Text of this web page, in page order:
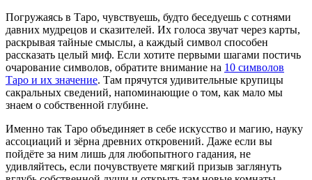
Погружаясь в Таро, чувствуешь, будто беседуешь с сотнями
давних мудрецов и сказителей. Их голоса звучат через карты,
раскрывая тайные смыслы, а каждый символ способен
рассказать целый миф. Если хотите первыми шагами постичь
очарование символов, обратите внимание на 10 символов
Таро и их значение. Там прячутся удивительные крупицы
сакральных сведений, напоминающие о том, как мало мы
знаем о собственной глубине.
Именно так Таро объединяет в себе искусство и магию, науку
ассоциаций и зёрна древних откровений. Даже если вы
пойдёте за ним лишь для любопытного гадания, не
удивляйтесь, если почувствуете мягкий призыв заглянуть